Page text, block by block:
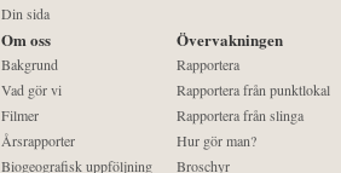
Din sida
Om oss
Bakgrund
Vad gör vi
Filmer
Årsrapporter
Biogeografisk uppföljning
Övervakningen
Rapportera
Rapportera från punktlokal
Rapportera från slinga
Hur gör man?
Broschyr